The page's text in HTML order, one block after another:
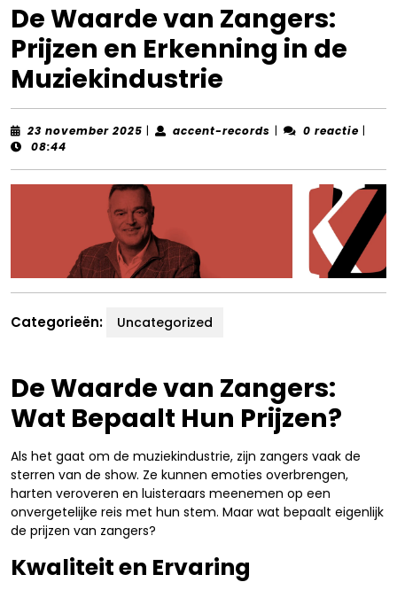
De Waarde van Zangers:
Prijzen en Erkenning in de
Muziekindustrie
23 november 2025 23
| accent-records accent-
| 0 reactie |
08:44
Categorieën: Uncategorized
De Waarde van Zangers:
Wat Bepaalt Hun Prijzen?
Als het gaat om de muziekindustrie, zijn zangers vaak de
sterren van de show. Ze kunnen emoties overbrengen,
harten veroveren en luisteraars meenemen op een
onvergetelijke reis met hun stem. Maar wat bepaalt eigenlijk
de prijzen van zangers?
Kwaliteit en Ervaring